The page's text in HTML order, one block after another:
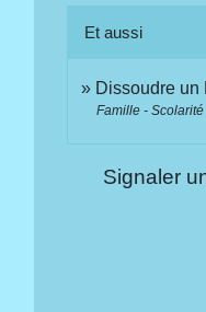
Et aussi
Dissoudre un
Famille - Scolarité
Signaler